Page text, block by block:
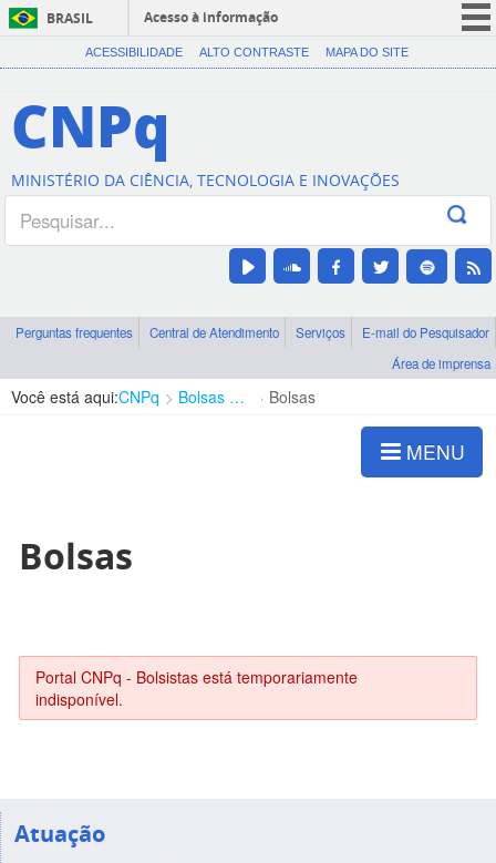
BRASIL
Acesso à informação
CORONAVÍRUS (COVID-19)
Canais
ACESSIBILIDADE ALTO CONTRASTE MAPA DO SITE
CNPq
MINISTÉRIO DA CIÊNCIA, TECNOLOGIA E INOVAÇÕES
Perguntas frequentes Central de Atendimento Serviços
E-mail do Pesquisador
Área de imprensa
Você está aqui:CNPq Bolsas e Auxílios Vigentes Bolsas
MENU
Bolsas
Portal CNPq - Bolsistas está temporariamente
indisponível.
Atuação